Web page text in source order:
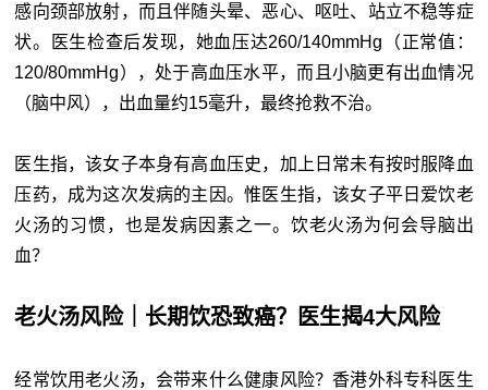
感向颈部放射，而且伴随头晕、恶心、呕吐、站立不稳等症
状。医生检查后发现，她血压达260/140mmHg（正常值：
120/80mmHg），处于高血压水平，而且小脑更有出血情况
（脑中风），出血量约15毫升，最终抢救不治。
医生指，该女子本身有高血压史，加上日常未有按时服降血
压药，成为这次发病的主因。惟医生指，该女子平日爱饮老
火汤的习惯，也是发病因素之一。饮老火汤为何会导脑出
血？
老火汤风险｜长期饮恐致癌？医生揭4大风险
经常饮用老火汤，会带来什么健康风险？香港外科专科医生